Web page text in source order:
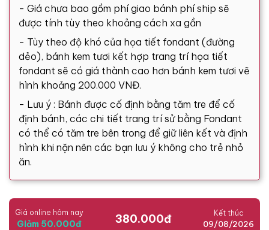
- Giá chưa bao gồm phí giao bánh phí ship sẽ
được tính tùy theo khoảng cách xa gần
- Tùy theo độ khó của họa tiết fondant (đường
dẻo), bánh kem tươi kết hợp trang trí họa tiết
fondant sẽ có giá thành cao hơn bánh kem tươi vẽ
hình khoảng 200.000 VNĐ.
- Lưu ý : Bánh được cố định bằng tăm tre để cố
định bánh, các chi tiết trang trí sử bằng Fondant
có thể có tăm tre bên trong để giữ liên kết và định
hình khi nặn nên các bạn lưu ý không cho trẻ nhỏ
ăn.
Giá online hôm nay
Giảm 50.000đ 380.000đ Kết thúc
09/08/2026